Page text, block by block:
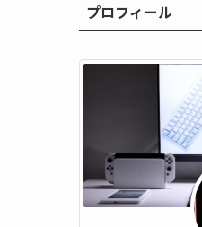
プロフィール